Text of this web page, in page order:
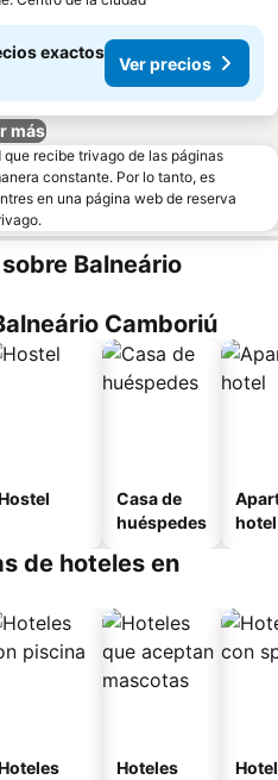
exactos
Ver precios
más
recibe trivago de las páginas
constante. Por lo tanto, es
en una página web de reserva
Balneário
Camboriú
Casa de
huéspedes
hotel
de hoteles en
Hoteles